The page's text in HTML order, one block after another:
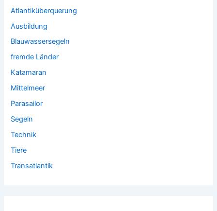
Atlantiküberquerung
Ausbildung
Blauwassersegeln
fremde Länder
Katamaran
Mittelmeer
Parasailor
Segeln
Technik
Tiere
Transatlantik